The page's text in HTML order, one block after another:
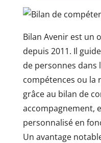
Bilan Avenir est un
depuis 2011. Il
de personnes dans
compétences ou la
grâce au bilan de
accompagnement,
personnalisé en
Un avantage